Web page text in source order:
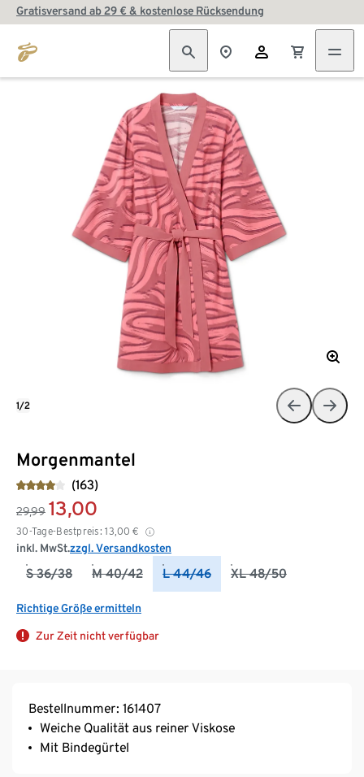
Gratisversand ab 29 € & kostenlose Rücksendung
Morgenmantel
(163)
29,99 13,00
30-Tage-Bestpreis: 13,00 €
inkl. MwSt.zzgl. Versandkosten
S 36/38 M 40/42 L 44/46 XL 48/50
Richtige Größe ermitteln
Zur Zeit nicht verfügbar
1/2
Bestellnummer: 161407
Weiche Qualität aus reiner Viskose
Mit Bindegürtel